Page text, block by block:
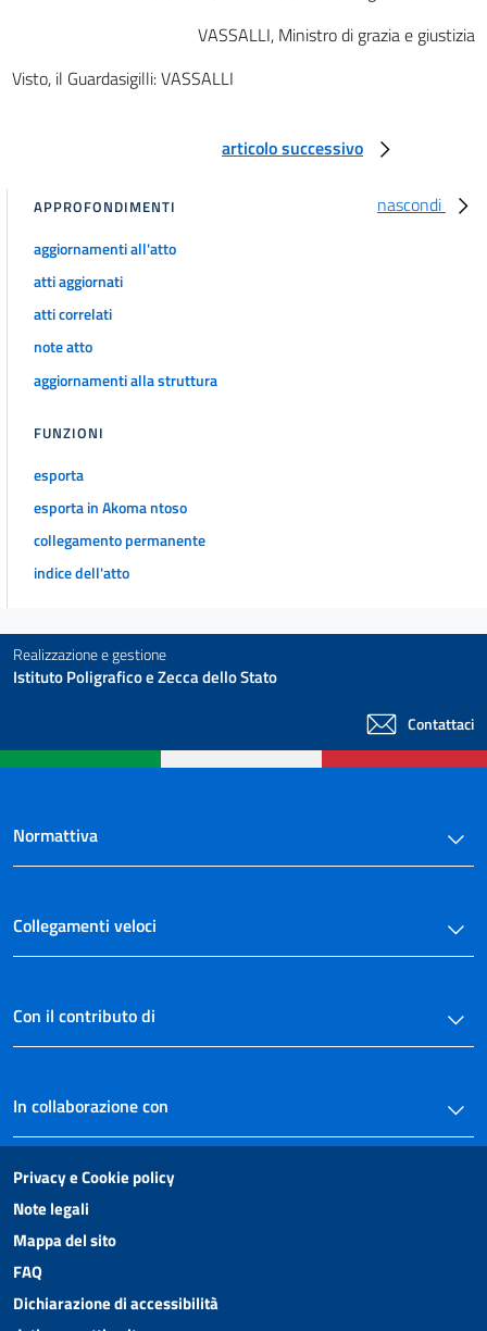
TITOLO I
NORME DI ATTUAZIONE
art. 42
art. 43
art. 44
art. 45
art. 45 bis
art. 45 ter
art. 47
art. 48
art. 49
art. 51
art. 51 bis
art. 54
art. 56
art. 56 bis
art. 58
art. 60
art. 61
art. 63
art. 63 bis
art. 64
art. 64 bis
art. 64 ter
TITOLO I
VASSALLI, Ministro di grazia e giustizia
Visto, il Guardasigilli: VASSALLI
articolo successivo
nascondi
APPROFONDIMENTI
aggiornamenti all'atto
atti aggiornati
atti correlati
note atto
aggiornamenti alla struttura
FUNZIONI
esporta
esporta in Akoma ntoso
collegamento permanente
indice dell'atto
Realizzazione e gestione
Istituto Poligrafico e Zecca dello Stato
Contattaci
Normattiva
Collegamenti veloci
Con il contributo di
In collaborazione con
Privacy e Cookie policy
Note legali
Mappa del sito
FAQ
Dichiarazione di accessibilità